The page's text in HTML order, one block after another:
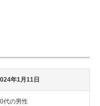
年1月11日
代の男性